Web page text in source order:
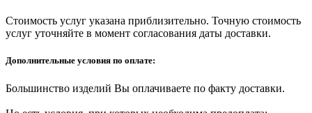
Стоимость услуг указана приблизительно. Точную стоимость
услуг уточняйте в момент согласования даты доставки.
Дополнительные условия по оплате:
Большинство изделий Вы оплачиваете по факту доставки.